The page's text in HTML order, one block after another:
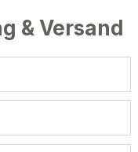
& Versand